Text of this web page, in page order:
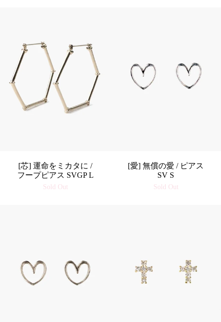
[芯] 運命をミカタに /
フープピアス SVGP L
Sold Out
[愛] 無償の愛 / ピアス
SV S
Sold Out